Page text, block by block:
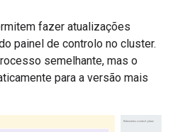
fazer atualizações
painel de controlo no cluster.
semelhante, mas o
para a versão mais